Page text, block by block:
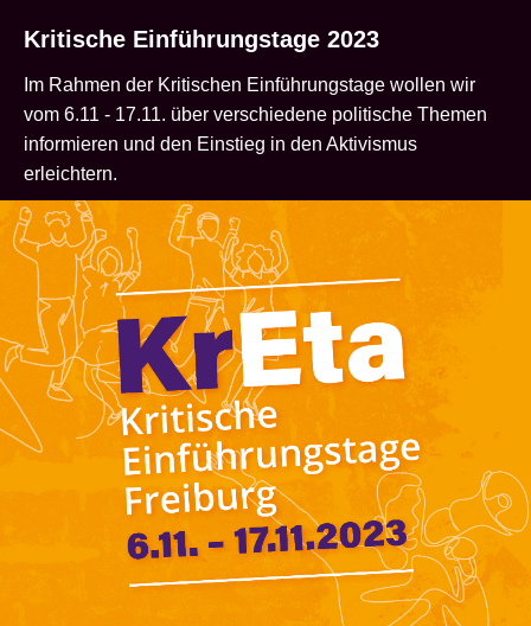
Kritische Einführungstage 2023
Im Rahmen der Kritischen Einführungstage wollen wir
vom 6.11 - 17.11. über verschiedene politische Themen
informieren und den Einstieg in den Aktivismus
erleichtern.